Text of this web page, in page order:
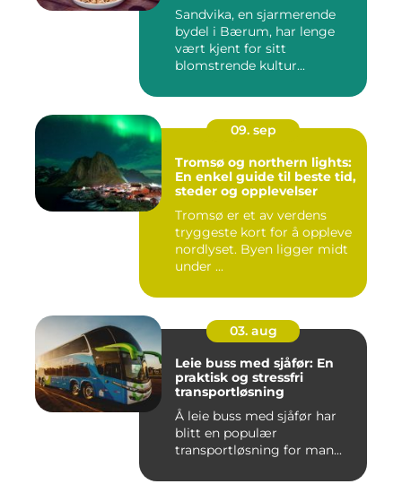
Sandvika, en sjarmerende
bydel i Bærum, har lenge
vært kjent for sitt
blomstrende kultur...
09. sep
Tromsø og northern lights:
En enkel guide til beste tid,
steder og opplevelser
Tromsø er et av verdens
tryggeste kort for å oppleve
nordlyset. Byen ligger midt
under ...
03. aug
Leie buss med sjåfør: En
praktisk og stressfri
transportløsning
Å leie buss med sjåfør har
blitt en populær
transportløsning for man...